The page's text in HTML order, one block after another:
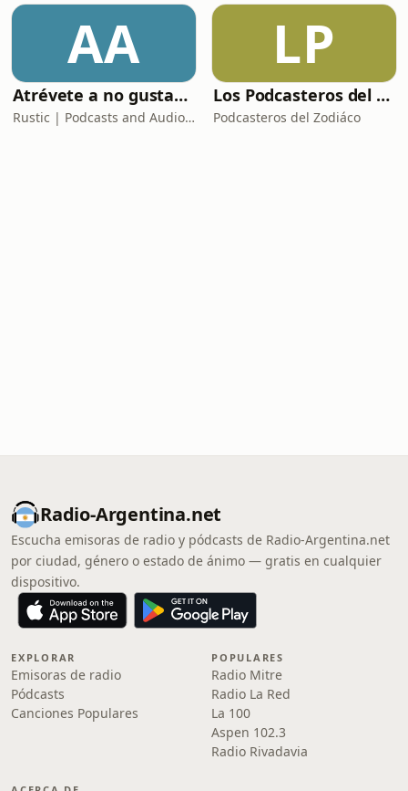
AA
Atrévete a no gustar [AUDIOLIBRO COMPLETO]
Rustic | Podcasts and Audiobooks
LP
Los Podcasteros del Zodiaco
Podcasteros del Zodiáco
Radio-Argentina.net
Escucha emisoras de radio y pódcasts de Radio-Argentina.net
por ciudad, género o estado de ánimo — gratis en cualquier
dispositivo.
EXPLORAR
Emisoras de radio
Pódcasts
Canciones Populares
POPULARES
Radio Mitre
Radio La Red
La 100
Aspen 102.3
Radio Rivadavia